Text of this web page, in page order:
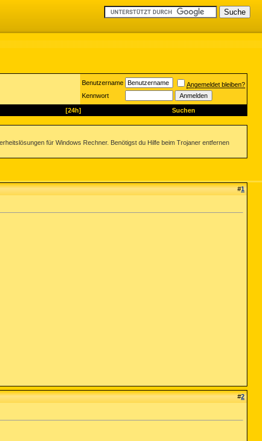
Benutzername
Angemeldet bleiben?
Kennwort
[24h] Suchen
für Windows Rechner. Benötigst du Hilfe beim Trojaner entfernen
#1
#2